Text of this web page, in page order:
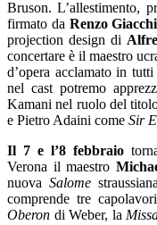
Bruson. L’allestimento,
firmato da Renzo
projection design di
concertare è il maestro
d’opera acclamato in
nel cast potremo
Kamani nel ruolo del
e Pietro Adaini come Sir
Il 7 e l’8 febbraio
Verona il maestro
nuovaSalome
comprende tre
Oberon di Weber, la